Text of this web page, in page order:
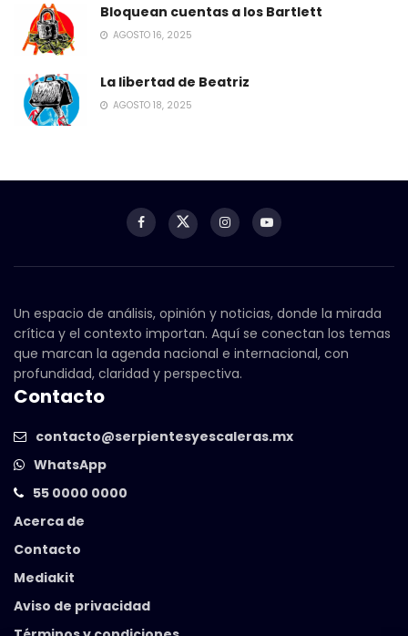
Bloquean cuentas a los Bartlett
AGOSTO 16, 2025
La libertad de Beatriz
AGOSTO 18, 2025
Un espacio de análisis, opinión y noticias, donde la mirada
crítica y el contexto importan. Aquí se conectan los temas
que marcan la agenda nacional e internacional, con
profundidad, claridad y perspectiva.
Contacto
contacto@serpientesyescaleras.mx
WhatsApp
55 0000 0000
Acerca de
Contacto
Mediakit
Aviso de privacidad